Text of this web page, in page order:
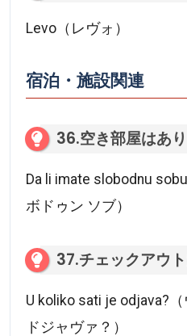
Levo（レヴォ）
宿泊・施設関連
36.空き部屋はあ
Da li imate slobodnu
ボドゥン ソブ）
37.チェックアウ
U koliko sati je odjava?
ドジャヴァ？）